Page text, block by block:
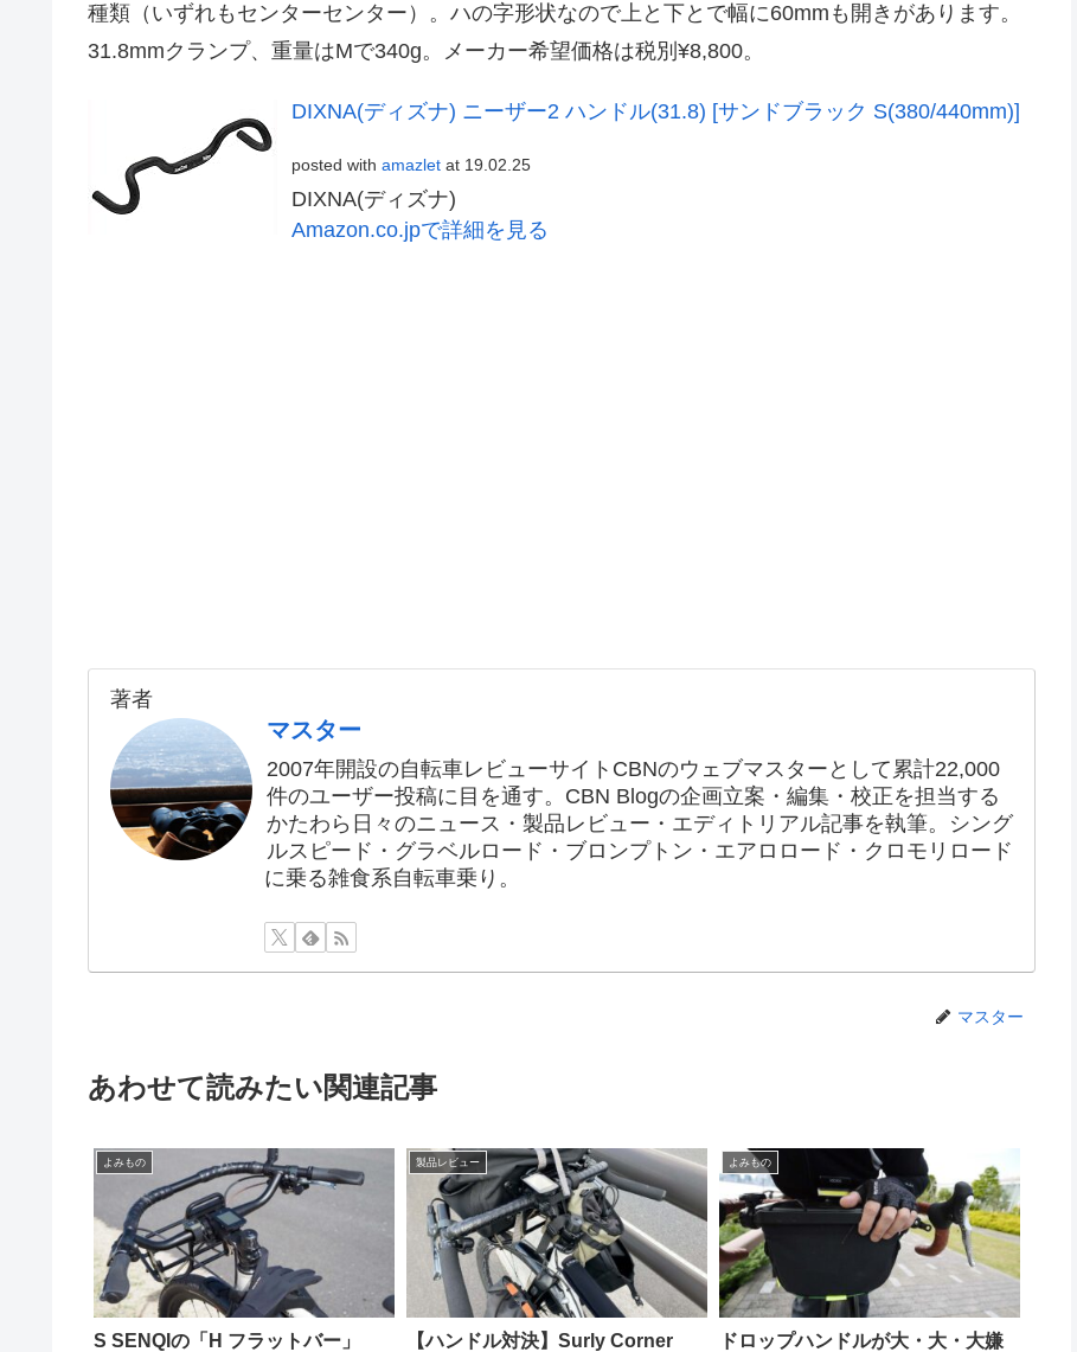
種類（いずれもセンターセンター）。ハの字形状なので上と下とで幅に60mmも開きがあります。
31.8mmクランプ、重量はMで340g。メーカー希望価格は税別¥8,800。
DIXNA(ディズナ) ニーザー2 ハンドル(31.8) [サンドブラック S(380/440mm)]
posted with amazlet at 19.02.25
DIXNA(ディズナ)
Amazon.co.jpで詳細を見る
著者
マスター
2007年開設の自転車レビューサイトCBNのウェブマスターとして累計22,000
件のユーザー投稿に目を通す。CBN Blogの企画立案・編集・校正を担当する
かたわら日々のニュース・製品レビュー・エディトリアル記事を執筆。シング
ルスピード・グラベルロード・ブロンプトン・エアロロード・クロモリロード
に乗る雑食系自転車乗り。
マスター
あわせて読みたい関連記事
よみもの
S SENQIの「H フラットバー」
製品レビュー
【ハンドル対決】Surly Corner
よみもの
ドロップハンドルが大・大・大嫌